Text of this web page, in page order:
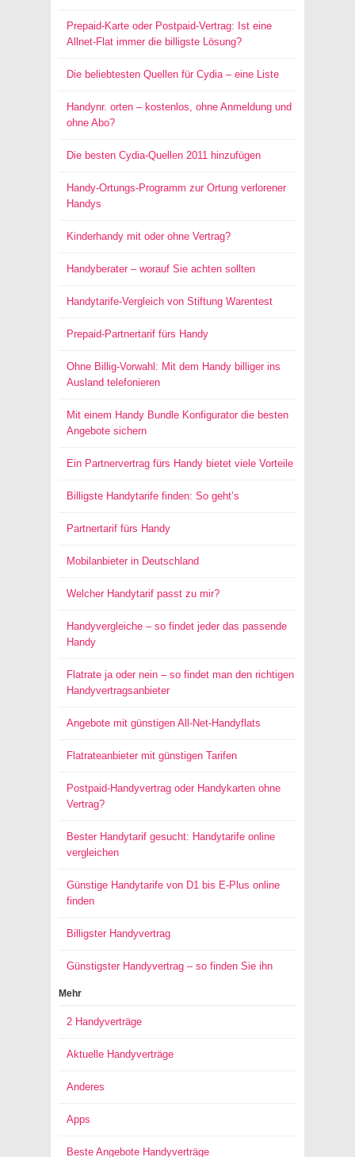
Prepaid-Karte oder Postpaid-Vertrag: Ist eine
Allnet-Flat immer die billigste Lösung?
Die beliebtesten Quellen für Cydia – eine Liste
Handynr. orten – kostenlos, ohne Anmeldung und
ohne Abo?
Die besten Cydia-Quellen 2011 hinzufügen
Handy-Ortungs-Programm zur Ortung verlorener
Handys
Kinderhandy mit oder ohne Vertrag?
Handyberater – worauf Sie achten sollten
Handytarife-Vergleich von Stiftung Warentest
Prepaid-Partnertarif fürs Handy
Ohne Billig-Vorwahl: Mit dem Handy billiger ins
Ausland telefonieren
Mit einem Handy Bundle Konfigurator die besten
Angebote sichern
Ein Partnervertrag fürs Handy bietet viele Vorteile
Billigste Handytarife finden: So geht’s
Partnertarif fürs Handy
Mobilanbieter in Deutschland
Welcher Handytarif passt zu mir?
Handyvergleiche – so findet jeder das passende
Handy
Flatrate ja oder nein – so findet man den richtigen
Handyvertragsanbieter
Angebote mit günstigen All-Net-Handyflats
Flatrateanbieter mit günstigen Tarifen
Postpaid-Handyvertrag oder Handykarten ohne
Vertrag?
Bester Handytarif gesucht: Handytarife online
vergleichen
Günstige Handytarife von D1 bis E-Plus online
finden
Billigster Handyvertrag
Günstigster Handyvertrag – so finden Sie ihn
Mehr
2 Handyverträge
Aktuelle Handyverträge
Anderes
Apps
Beste Angebote Handyverträge